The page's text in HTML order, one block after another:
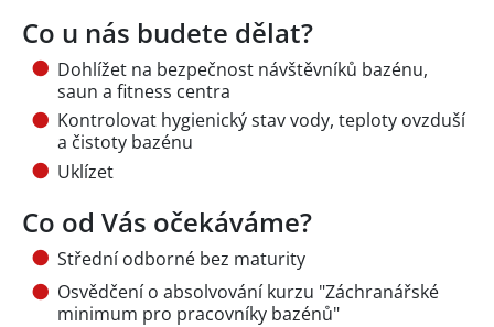
Co u nás budete dělat?
Dohlížet na bezpečnost návštěvníků bazénu,
saun a fitness centra
Kontrolovat hygienický stav vody, teploty ovzduší
a čistoty bazénu
Uklízet
Co od Vás očekáváme?
Střední odborné bez maturity
Osvědčení o absolvování kurzu "Záchranářské
minimum pro pracovníky bazénů"